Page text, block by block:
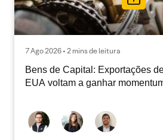
7 Ago 2026 • 2 mins de leitura
Bens de Capital: Exportações
EUA voltam a ganhar